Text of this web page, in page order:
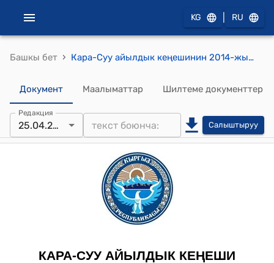
KG RU
Башкы бет › Кара-Суу айылдык кеңешинин 2014-жылдын 25-апрелиндеги № 16/2 "Кара-Суу айыл өкмөтүнүн тургундарынын төрт түлүк малын 2014-жылы жайлоого жайлатуу үчүн алып чыккан малчы чабандардын эмгек акысын бекитүү жөнүндө" токтому
Документ Маалыматтар Шилтеме документтер
Редакция
25.04.2014 Салыштыруу